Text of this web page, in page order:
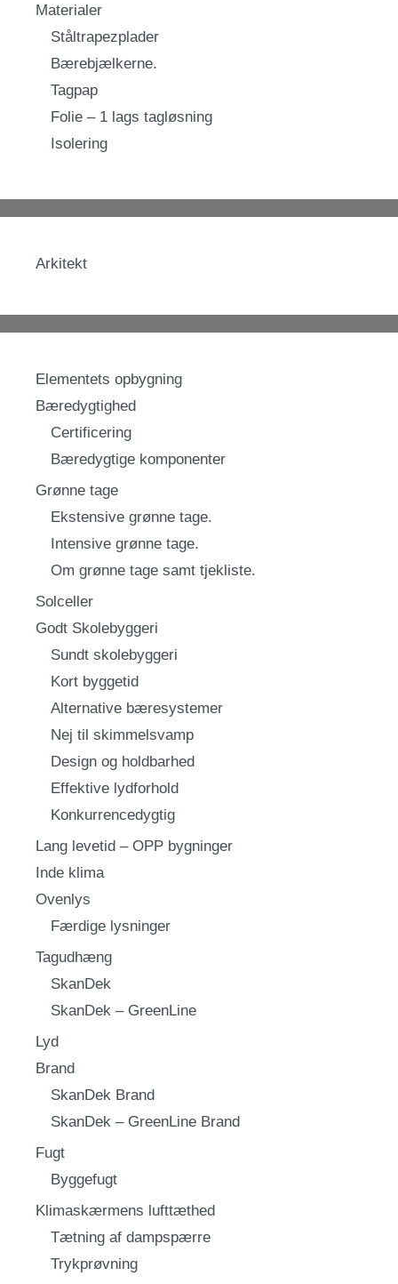
Materialer
Ståltrapezplader
Bærebjælkerne.
Tagpap
Folie – 1 lags tagløsning
Isolering
Arkitekt
Elementets opbygning
Bæredygtighed
Certificering
Bæredygtige komponenter
Grønne tage
Ekstensive grønne tage.
Intensive grønne tage.
Om grønne tage samt tjekliste.
Solceller
Godt Skolebyggeri
Sundt skolebyggeri
Kort byggetid
Alternative bæresystemer
Nej til skimmelsvamp
Design og holdbarhed
Effektive lydforhold
Konkurrencedygtig
Lang levetid – OPP bygninger
Inde klima
Ovenlys
Færdige lysninger
Tagudhæng
SkanDek
SkanDek – GreenLine
Lyd
Brand
SkanDek Brand
SkanDek – GreenLine Brand
Fugt
Byggefugt
Klimaskærmens lufttæthed
Tætning af dampspærre
Trykprøvning